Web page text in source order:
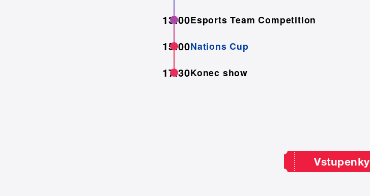
13:00Esports Team Competition
15:00Nations Cup
17:30Konec show
Vstupenky